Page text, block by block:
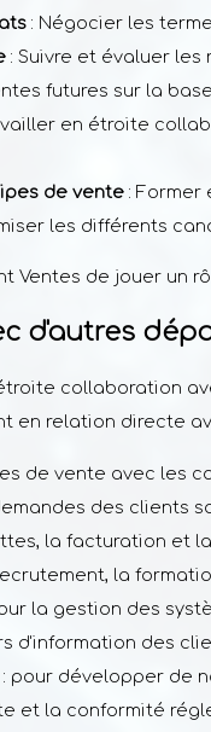
: Négocier les
: Suivre et évaluer les
futures sur la
en étroite
de vente: Former
les différents
Ventes de jouer un
d'autres
collaboration
en relation directe
de vente avec les
des clients
la facturation et
la
la gestion des
d'information des
pour développer de
et la conformité